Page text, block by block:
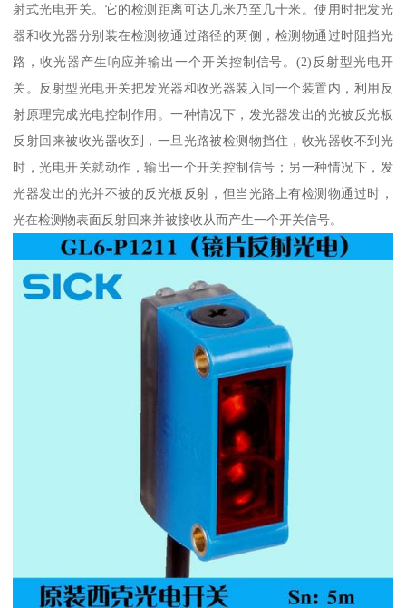
射式光电开关。它的检测距离可达几米乃至几十米。使用时把发光
器和收光器分别装在检测物通过路径的两侧，检测物通过时阻挡光
路，收光器产生响应并输出一个开关控制信号。(2)反射型光电开
关。反射型光电开关把发光器和收光器装入同一个装置内，利用反
射原理完成光电控制作用。一种情况下，发光器发出的光被反光板
反射回来被收光器收到，一旦光路被检测物挡住，收光器收不到光
时，光电开关就动作，输出一个开关控制信号；另一种情况下，发
光器发出的光并不被的反光板反射，但当光路上有检测物通过时，
光在检测物表面反射回来并被接收从而产生一个开关信号。